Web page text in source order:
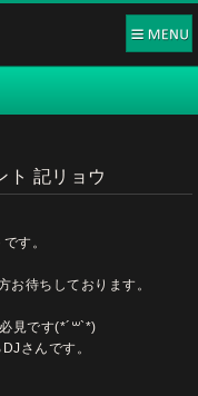
ト 記リョウ
す。
お待ちしております。
見です(*´꒳`*)
さんです。